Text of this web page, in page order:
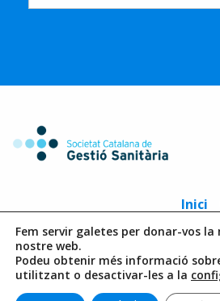
Inici
Societat Catalana de Gestió Sanitària
Ciències Mèdiques i de la Salut de Catalunya i
Caralleu, 1-7 08017 Barcelona | Tel. 93 203
© 2026 Observatori La gestió importa.
Fem servir galetes per donar-vos
nostre web.
Podeu obtenir més informació
utilitzant o desactivar-les a la